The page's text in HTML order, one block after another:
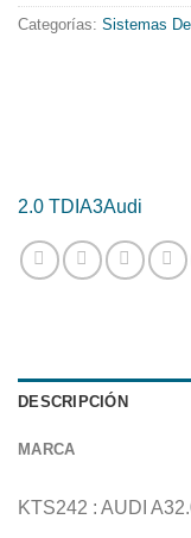
Categorías: Sistemas
2.0 TDI A3Audi
DESCRIPCIÓN
MARCA
KTS242 : AUDI